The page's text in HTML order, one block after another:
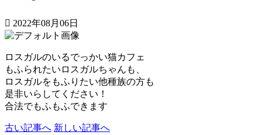
2022年08月06日
ロスガルのいるでっかい猫カフェ
もふられたいロスガルちゃんも、
ロスガルをもふりたい他種族の方も
是非いらしてください！
合法でもふもふできます
古い記事へ 新しい記事へ